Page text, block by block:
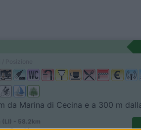
da Marina di Cecina e a 300 m
(LI) - 58.2km